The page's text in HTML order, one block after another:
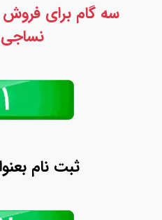
سه گام برای فروش
نساجی
ثبت نام